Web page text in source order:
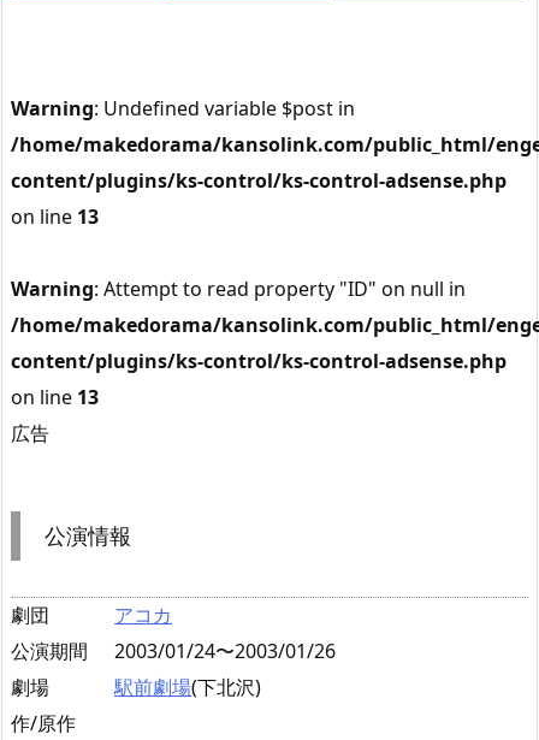
Warning: Undefined variable $post in
/home/makedorama/kansolink.com/public_html/
content/plugins/ks-control/ks-control-adsense.php
on line 13
Warning: Attempt to read property "ID" on null in
/home/makedorama/kansolink.com/public_html/
content/plugins/ks-control/ks-control-adsense.php
on line 13
広告
公演情報
劇団
アコカ
公演期間
2003/01/24〜2003/01/26
劇場
駅前劇場(下北沢)
作/原作